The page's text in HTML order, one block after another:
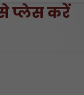
प्लेस करें